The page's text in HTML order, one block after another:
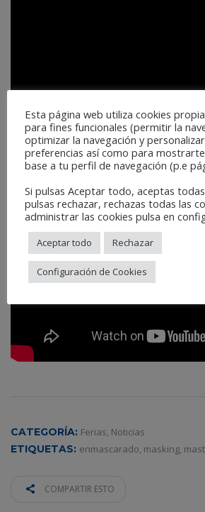
CATEGORÍA: Ferias, Noticias
ETIQUETAS: enmascarado, masking,
COMPARTIR ESTO
Esta página web utiliza cookies
para fines funcionales (permitir la
optimizar la navegación y
preferencias así como para
base a tu perfil de navegación (p.e
Si pulsas Aceptar todo, aceptas todas
pulsas rechazar, rechazas todas las
administrar las cookies pulsa en
Aceptar todo Rechazar
Configuración de Cookies